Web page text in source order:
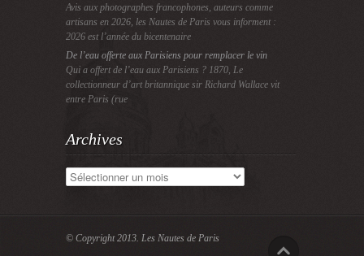
Avis aux photographes francophones, auteurs comme
artisans en 2026, les Nautes de Paris vous informent :
2026 est l’année du bicentenaire
De l’eau offerte aux Parisiens pour remplacer le vin
Qui a offert de l’eau aux Parisiens ? 1870, Le
collectionneur d’art britannique sir Richard Wallace vit
entre Paris (rue
Archives
Archives
© Copyright 2013. Les Nautes de Paris